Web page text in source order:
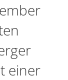
einer